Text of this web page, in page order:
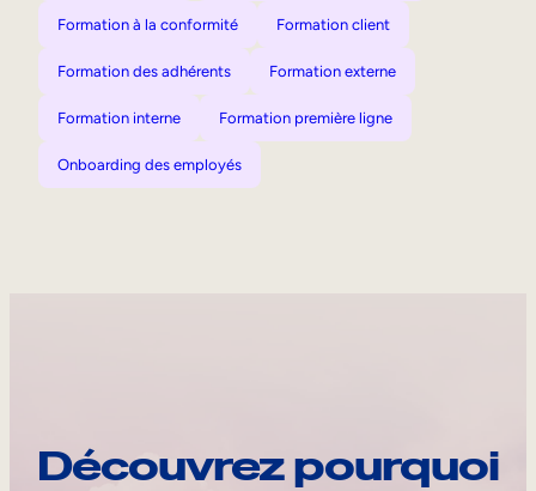
Formation à la conformité Formation client
Formation des adhérents Formation externe
Formation interne Formation première ligne
Onboarding des employés
Découvrez pourquoi